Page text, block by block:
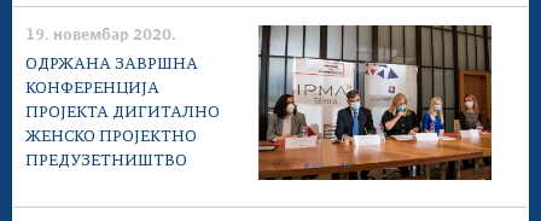
19. новембар 2020.
ОДРЖАНА ЗАВРШНА
КОНФЕРЕНЦИЈА
ПРОЈЕКТА ДИГИТАЛНО
ЖЕНСКО ПРОЈЕКТНО
ПРЕДУЗЕТНИШТВО